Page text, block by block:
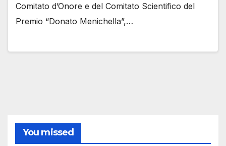
Comitato d’Onore e del Comitato Scientifico del
Premio “Donato Menichella”,…
You missed